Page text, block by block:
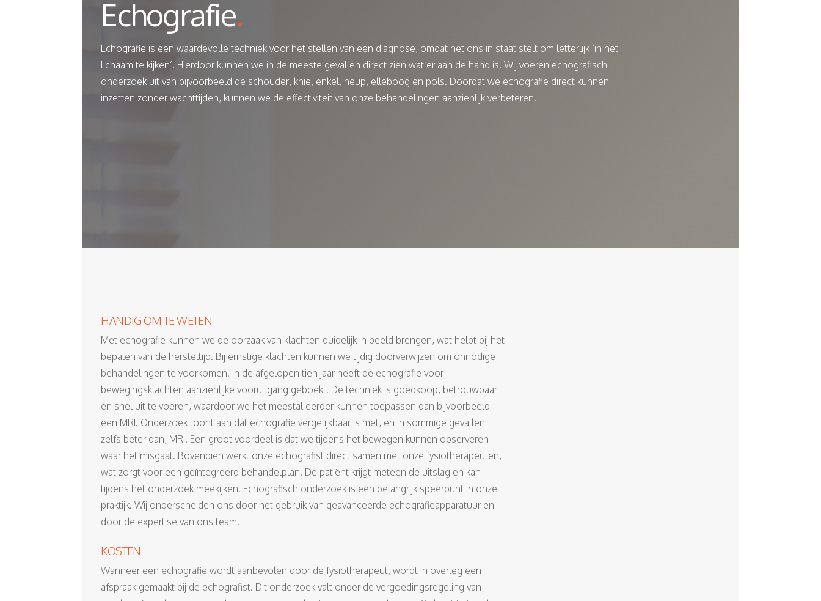
Echografie.
Echografie is een waardevolle techniek voor het stellen van een diagnose, omdat het ons in staat stelt om letterlijk ‘in het
lichaam te kijken’. Hierdoor kunnen we in de meeste gevallen direct zien wat er aan de hand is. Wij voeren echografisch
onderzoek uit van bijvoorbeeld de schouder, knie, enkel, heup, elleboog en pols. Doordat we echografie direct kunnen
inzetten zonder wachttijden, kunnen we de effectiviteit van onze behandelingen aanzienlijk verbeteren.
HANDIG OM TE WETEN
Met echografie kunnen we de oorzaak van klachten duidelijk in beeld brengen, wat helpt bij het
bepalen van de hersteltijd. Bij ernstige klachten kunnen we tijdig doorverwijzen om onnodige
behandelingen te voorkomen. In de afgelopen tien jaar heeft de echografie voor
bewegingsklachten aanzienlijke vooruitgang geboekt. De techniek is goedkoop, betrouwbaar
en snel uit te voeren, waardoor we het meestal eerder kunnen toepassen dan bijvoorbeeld
een MRI. Onderzoek toont aan dat echografie vergelijkbaar is met, en in sommige gevallen
zelfs beter dan, MRI. Een groot voordeel is dat we tijdens het bewegen kunnen observeren
waar het misgaat. Bovendien werkt onze echografist direct samen met onze fysiotherapeuten,
wat zorgt voor een geïntegreerd behandelplan. De patiënt krijgt meteen de uitslag en kan
tijdens het onderzoek meekijken. Echografisch onderzoek is een belangrijk speerpunt in onze
praktijk. Wij onderscheiden ons door het gebruik van geavanceerde echografieapparatuur en
door de expertise van ons team.
KOSTEN
Wanneer een echografie wordt aanbevolen door de fysiotherapeut, wordt in overleg een
afspraak gemaakt bij de echografist. Dit onderzoek valt onder de vergoedingsregeling van